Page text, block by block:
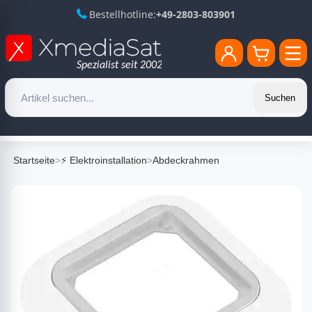
Bestellhotline:+49-2803-803901
Suchen
Startseite>⚡ Elektroinstallation>Abdeckrahmen